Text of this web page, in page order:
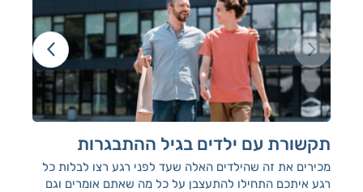
תקשורת עם ילדים בגיל ההתבגרות
מכירים את זה שהילדים האלה שעד לפני רגע רצו לבלות כל
רגע איתכם התחילו להתעצבן על כל מה שאתם אומרים וגם